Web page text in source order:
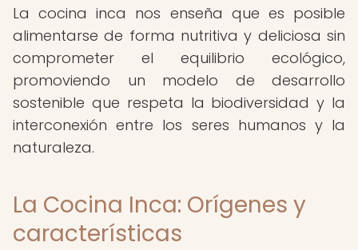
La cocina inca nos enseña que es posible
alimentarse de forma nutritiva y deliciosa sin
comprometer el equilibrio ecológico,
promoviendo un modelo de desarrollo
sostenible que respeta la biodiversidad y la
interconexión entre los seres humanos y la
naturaleza.
La Cocina Inca: Orígenes y
características